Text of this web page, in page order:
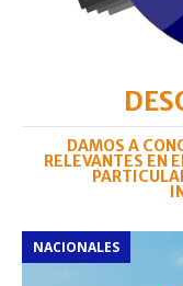
DAMOS A
RELEVANTES EN
NACIONALES